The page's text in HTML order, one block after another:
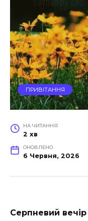
ПРИВІТАННЯ
НА ЧИТАННЯ
2 хв
ОНОВЛЕНО
6 Червня, 2026
Серпневий вечір